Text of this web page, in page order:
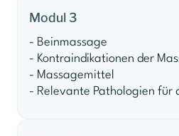
Modul 3
- Beinmassage
- Kontraindikationen der
- Massagemittel
- Relevante Pathologien für